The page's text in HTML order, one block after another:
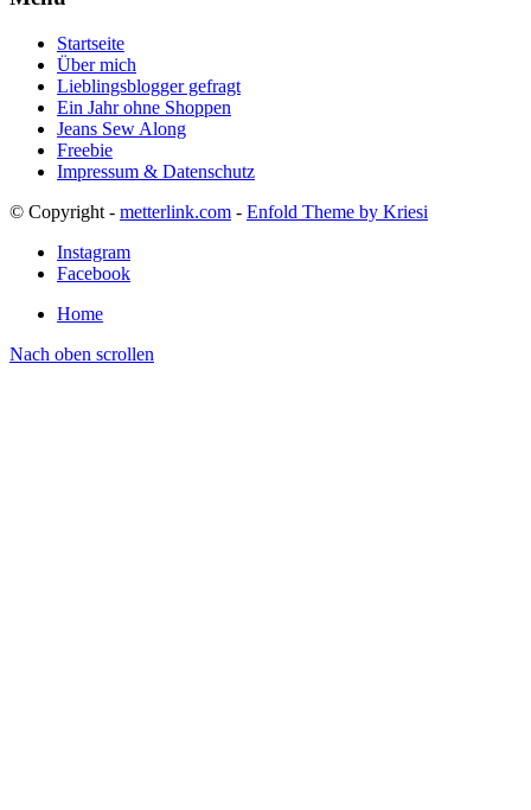
Startseite
Über mich
Lieblingsblogger gefragt
Ein Jahr ohne Shoppen
Jeans Sew Along
Freebie
Impressum & Datenschutz
© Copyright - metterlink.com - Enfold Theme by Kriesi
Instagram
Facebook
Home
Nach oben scrollen